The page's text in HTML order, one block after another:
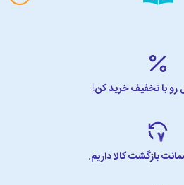
رو با تخفیف خرید کن!
بازگشت کالا داریم.